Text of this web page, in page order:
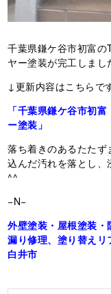
千葉県鎌ケ谷市初富の
ヤー塗装が完工しまし
↓更新内容はこちらで
「千葉県鎌ケ谷市初
ー塗装」
落ち着きのあるたた
込んだ汚れを落とし
^^
−N−
外壁塗装・屋根塗装
漏り修理、塗り替え
白井市